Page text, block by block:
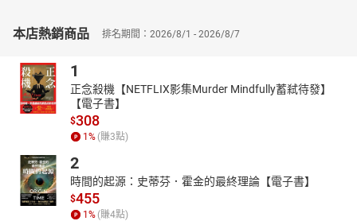
本店熱銷商品 排名期間：2026/8/1 - 2026/8/7
1
正念殺機【NETFLIX影集Murder Mindfully蓄弒待發】
【電子書】
$308
1 % (賺3點)
2
時間的起源：史蒂芬．霍金的最終理論【電子書】
$455
1 % (賺4點)